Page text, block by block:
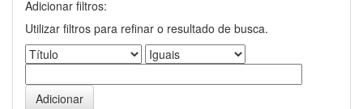
Adicionar filtros:
Utilizar filtros para refinar o resultado de busca.